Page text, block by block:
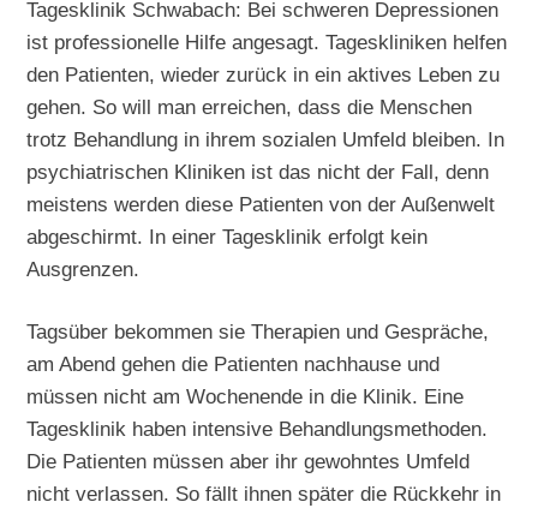
Tagesklinik Schwabach: Bei schweren Depressionen
ist professionelle Hilfe angesagt. Tageskliniken helfen
den Patienten, wieder zurück in ein aktives Leben zu
gehen. So will man erreichen, dass die Menschen
trotz Behandlung in ihrem sozialen Umfeld bleiben. In
psychiatrischen Kliniken ist das nicht der Fall, denn
meistens werden diese Patienten von der Außenwelt
abgeschirmt. In einer Tagesklinik erfolgt kein
Ausgrenzen.
Tagsüber bekommen sie Therapien und Gespräche,
am Abend gehen die Patienten nachhause und
müssen nicht am Wochenende in die Klinik. Eine
Tagesklinik haben intensive Behandlungsmethoden.
Die Patienten müssen aber ihr gewohntes Umfeld
nicht verlassen. So fällt ihnen später die Rückkehr in